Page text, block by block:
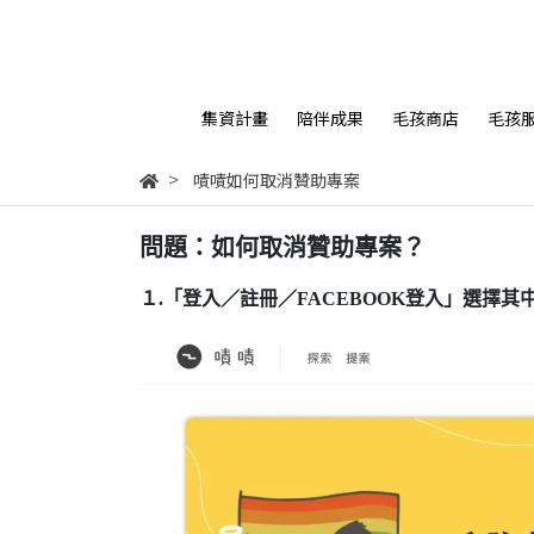
集資計畫 陪伴成果 毛孩商店 毛孩
嘖嘖如何取消贊助專案
問題：如何取消贊助專案？
１.「登入／註冊／FACEBOOK登入」選擇其